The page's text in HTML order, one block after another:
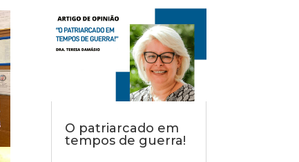
O patriarcado em
tempos de guerra!